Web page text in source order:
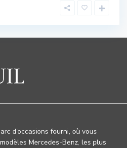
d’occasions fourni, où vous
Mercedes-Benz, les plus